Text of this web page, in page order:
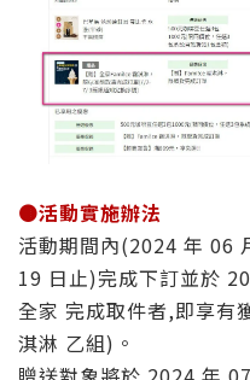
🟤活動實施辦法
活動期間內(2024 年 06
19 日止)完成下訂並於
全家 完成取件者,即享有
淇淋 乙組)。